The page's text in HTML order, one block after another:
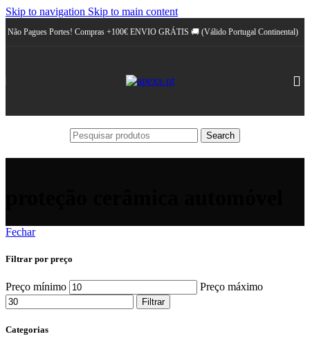
Skip to navigation Skip to main content
Não Pagues Portes! Compras +100€ ENVIO GRÁTIS 🚚 (Válido Portugal Continental)
Search
Fechar
Filtrar por preço
Preço mínimo Preço máximo
Filtrar
Categorias